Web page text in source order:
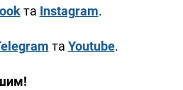
та Instagram.
та Youtube.